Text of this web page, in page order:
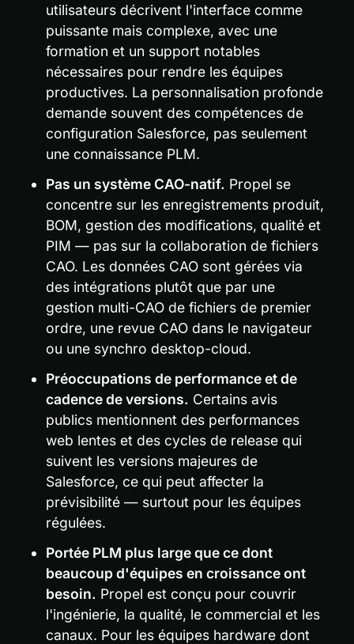
utilisateurs décrivent l'interface comme
puissante mais complexe, avec une
formation et un support notables
nécessaires pour rendre les équipes
productives. La personnalisation profonde
demande souvent des compétences de
configuration Salesforce, pas seulement
une connaissance PLM.
Pas un système CAO-natif. Propel se
concentre sur les enregistrements produit,
BOM, gestion des modifications, qualité et
PIM — pas sur la collaboration de fichiers
CAO. Les données CAO sont gérées via
des intégrations plutôt que par une
gestion multi-CAO de fichiers de premier
ordre, une revue CAO dans le navigateur
ou une synchro desktop-cloud.
Préoccupations de performance et de
cadence de versions. Certains avis
publics mentionnent des performances
web lentes et des cycles de release qui
suivent les versions majeures de
Salesforce, ce qui peut affecter la
prévisibilité — surtout pour les équipes
régulées.
Portée PLM plus large que ce dont
beaucoup d'équipes en croissance ont
besoin. Propel est conçu pour couvrir
l'ingénierie, la qualité, le commercial et les
canaux. Pour les équipes hardware dont